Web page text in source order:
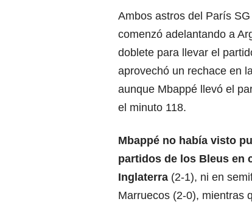
Ambos astros del París
comenzó adelantando a
doblete para llevar el
aprovechó un rechace en
aunque Mbappé llevó el
el minuto 118.
Mbappé no había visto
partidos de los Bleus en
Inglaterra (2-1), ni en
Marruecos (2-0), mientras